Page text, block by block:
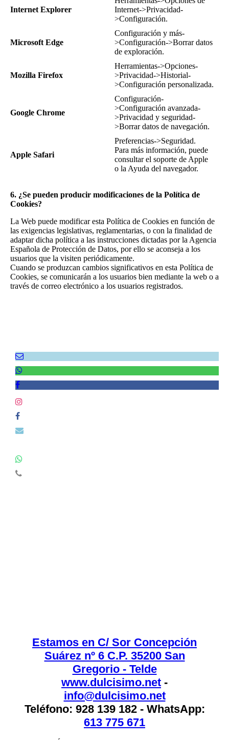
Internet Explorer
Internet->Privacidad-
>Configuración.
Microsoft Edge
Configuración y más-
>Configuración->Borrar datos
de exploración.
Mozilla Firefox
Herramientas->Opciones-
>Privacidad->Historial-
>Configuración personalizada.
Google Chrome
Configuración-
>Configuración avanzada-
>Privacidad y seguridad-
>Borrar datos de navegación.
Apple Safari
Preferencias->Seguridad.
Para más información, puede
consultar el soporte de Apple
o la Ayuda del navegador.
6. ¿Se pueden producir modificaciones de la Política de
Cookies?
La Web puede modificar esta Política de Cookies en función de
las exigencias legislativas, reglamentarias, o con la finalidad de
adaptar dicha política a las instrucciones dictadas por la Agencia
Española de Protección de Datos, por ello se aconseja a los
usuarios que la visiten periódicamente.
Cuando se produzcan cambios significativos en esta Política de
Cookies, se comunicarán a los usuarios bien mediante la web o a
través de correo electrónico a los usuarios registrados.
Estamos en C/ Sor Concepción
Suárez nº 6 C.P. 35200 San
Gregorio - Telde
www.dulcisimo.net -
info@dulcisimo.net
Teléfono: 928 139 182 - WhatsApp:
613 775 671